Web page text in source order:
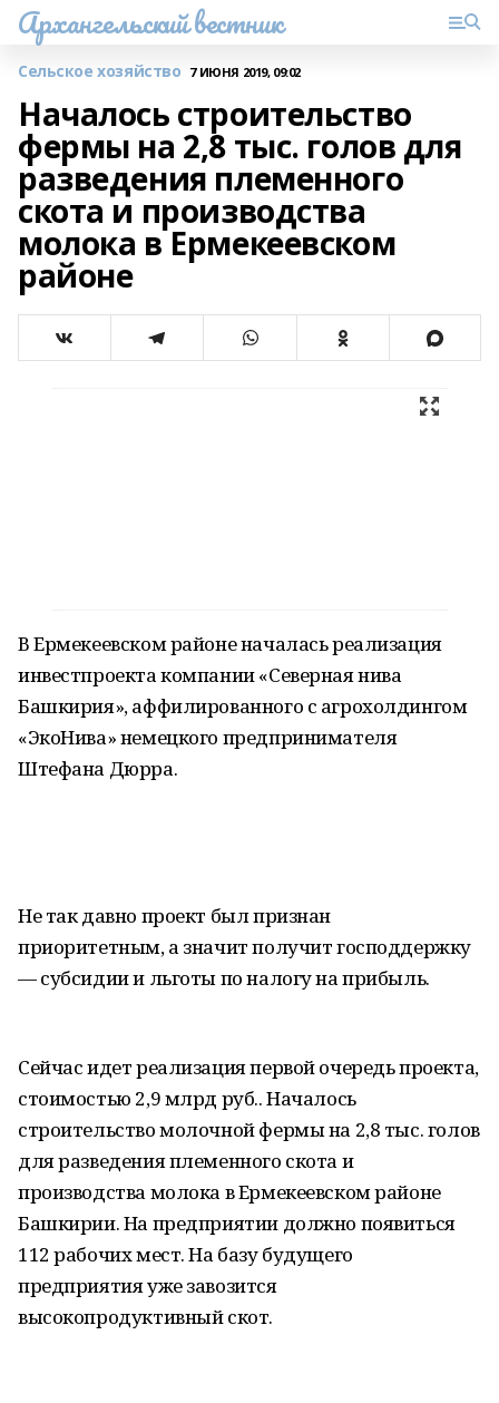
Архангельский вестник
Сельское хозяйство 7 ИЮНЯ 2019, 09:02
Началось строительство
фермы на 2,8 тыс. голов для
разведения племенного
скота и производства
молока в Ермекеевском
районе
В Ермекеевском районе началась реализация
инвестпроекта компании «Северная нива
Башкирия», аффилированного с агрохолдингом
«ЭкоНива» немецкого предпринимателя
Штефана Дюрра.
Не так давно проект был признан
приоритетным, а значит получит господдержку
— субсидии и льготы по налогу на прибыль.
Сейчас идет реализация первой очередь проекта,
стоимостью 2,9 млрд руб.. Началось
строительство молочной фермы на 2,8 тыс. голов
для разведения племенного скота и
производства молока в Ермекеевском районе
Башкирии. На предприятии должно появиться
112 рабочих мест. На базу будущего
предприятия уже завозится
высокопродуктивный скот.